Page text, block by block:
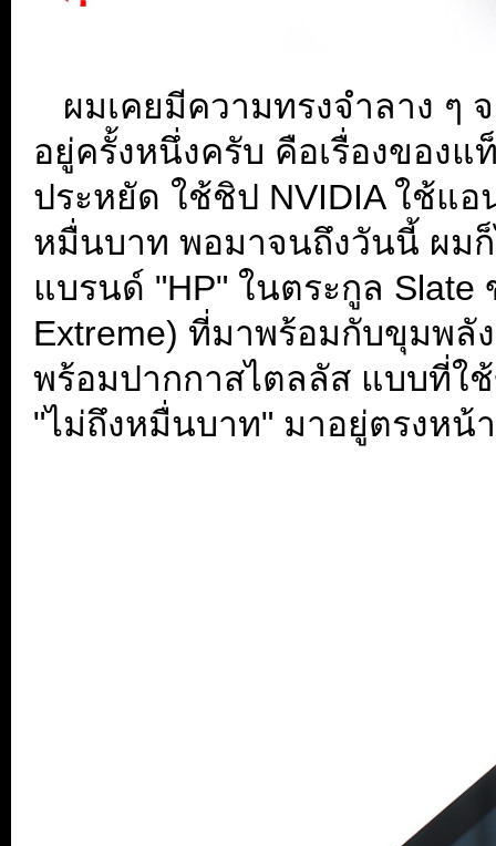
ผมเคยมีความทรงจำลาง ๆ
อยู่ครั้งหนึ่งครับ คือเรื่องของ
ประหยัด ใช้ชิป NVIDIA ใช้แ
หมื่นบาท พอมาจนถึงวันนี้ ผม
แบรนด์ "HP" ในตระกูล
Extreme) ที่มาพร้อมกับขุมพลั
พร้อมปากกาสไตลลัส แบบที่ใ
"ไม่ถึงหมื่นบาท" มาอยู่ตรงหน้